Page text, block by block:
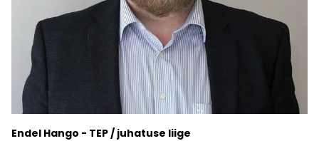
Endel Hango - TEP / juhatuse liige